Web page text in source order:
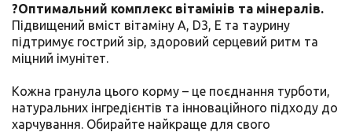
?‍Оптимальний комплекс вітамінів та мінералів.
Підвищений вміст вітаміну А, D3, E та таурину
підтримує гострий зір, здоровий серцевий ритм та
міцний імунітет.
Кожна гранула цього корму – це поєднання турботи,
натуральних інгредієнтів та інноваційного підходу до
харчування. Обирайте найкраще для свого